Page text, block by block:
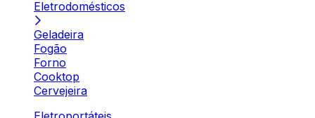
Eletrodomésticos
Geladeira
Fogão
Forno
Cooktop
Cervejeira